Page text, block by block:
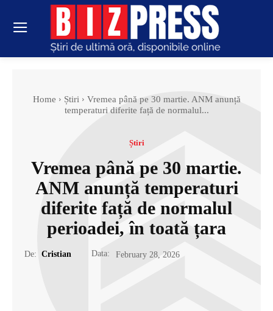
Home Știri
Vremea până pe 30 martie. ANM anunță
temperaturi diferite față de normalul...
Știri
Vremea până pe 30 martie.
ANM anunță temperaturi
diferite față de normalul
perioadei, în toată țara
De: Cristian Data: February 28, 2026